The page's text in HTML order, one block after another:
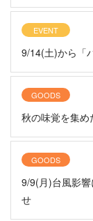
EVENT
9/14(土)から「
GOODS
秋の味覚を集め
GOODS
9/9(月)台風影
せ